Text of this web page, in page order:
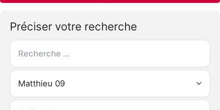
Préciser votre recherche